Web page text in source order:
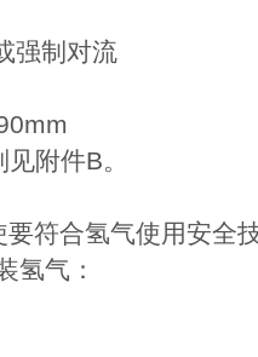
强制对流
附件B。
符合氢气使用安全
氢气：